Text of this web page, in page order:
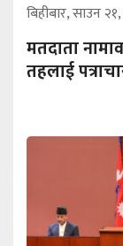
बिहीबार, साउन
मतदाता
तहलाई